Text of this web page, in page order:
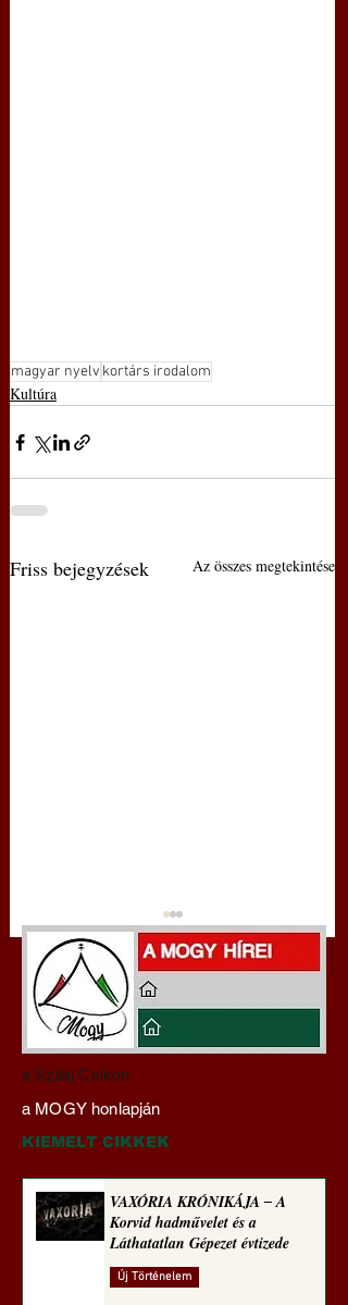
magyar nyelv kortárs irodalom
Kultúra
Friss bejegyzések Az összes megtekintése
Darai Lajos:
Naplóbölcsességeim
(2025)
a Szilaj Csikón
a MOGY honlapján
KIEMELT CIKKEK
VAXÓRIA KRÓNIKÁJA ‒ A
Korvid hadművelet és a
Láthatatlan Gépezet évtizede
Új Történelem